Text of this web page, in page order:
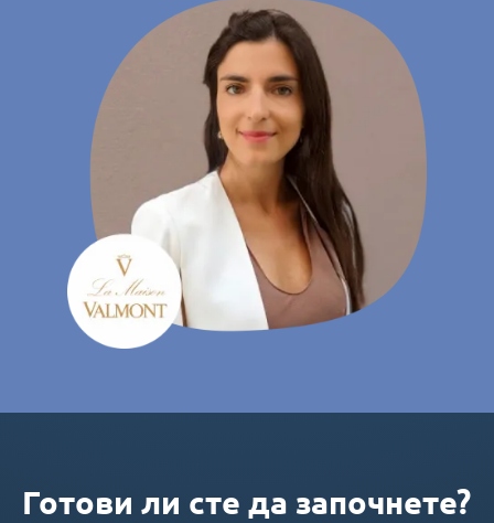
Готови ли сте да започнете?